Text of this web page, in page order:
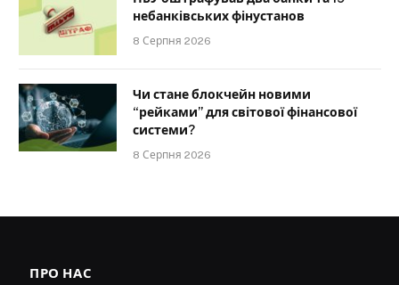
небанківських фінустанов
8 Серпня 2026
Чи стане блокчейн новими
“рейками” для світової фінансової
системи?
8 Серпня 2026
ПРО НАС